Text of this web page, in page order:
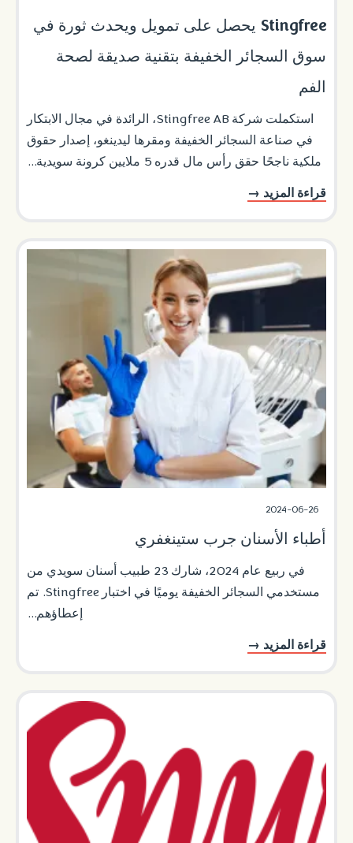
Stingfree يحصل على تمويل ويحدث ثورة في
سوق السجائر الخفيفة بتقنية صديقة لصحة
الفم
استكملت شركة Stingfree AB، الرائدة في مجال الابتكار
في صناعة السجائر الخفيفة ومقرها ليدينغو، إصدار حقوق
ملكية ناجحًا حقق رأس مال قدره 5 ملايين كرونة سويدية...
قراءة المزيد →
أطباء الأسنان جرب ستينغفري
2024-06-26
في ربيع عام 2024، شارك 23 طبيب أسنان سويدي من
مستخدمي السجائر الخفيفة يوميًا في اختبار Stingfree. تم
إعطاؤهم...
قراءة المزيد →